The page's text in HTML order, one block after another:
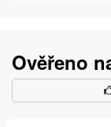
Ověřeno